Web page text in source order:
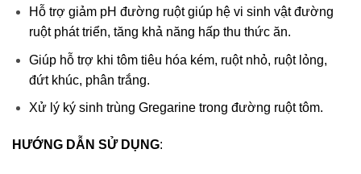
Hỗ trợ giảm pH đường ruột giúp hệ vi sinh vật đường
ruột phát triển, tăng khả năng hấp thu thức ăn.
Giúp hỗ trợ khi tôm tiêu hóa kém, ruột nhỏ, ruột lỏng,
đứt khúc, phân trắng.
Xử lý ký sinh trùng Gregarine trong đường ruột tôm.
HƯỚNG DẪN SỬ DỤNG: